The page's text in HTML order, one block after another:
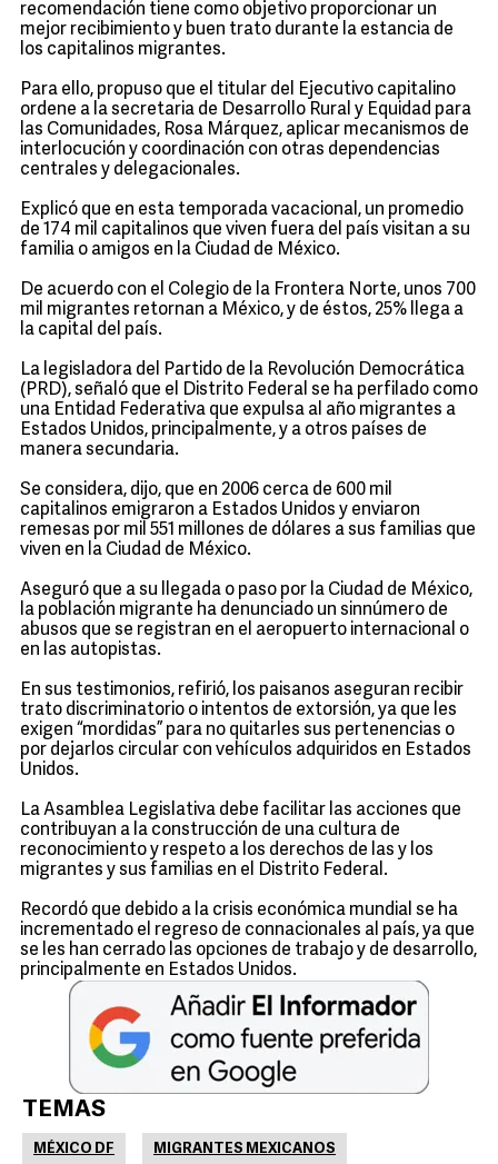
recomendación tiene como objetivo proporcionar un
mejor recibimiento y buen trato durante la estancia de
los capitalinos migrantes.
Para ello, propuso que el titular del Ejecutivo capitalino
ordene a la secretaria de Desarrollo Rural y Equidad para
las Comunidades, Rosa Márquez, aplicar mecanismos de
interlocución y coordinación con otras dependencias
centrales y delegacionales.
Explicó que en esta temporada vacacional, un promedio
de 174 mil capitalinos que viven fuera del país visitan a su
familia o amigos en la Ciudad de México.
De acuerdo con el Colegio de la Frontera Norte, unos 700
mil migrantes retornan a México, y de éstos, 25% llega a
la capital del país.
La legisladora del Partido de la Revolución Democrática
(PRD), señaló que el Distrito Federal se ha perfilado como
una Entidad Federativa que expulsa al año migrantes a
Estados Unidos, principalmente, y a otros países de
manera secundaria.
Se considera, dijo, que en 2006 cerca de 600 mil
capitalinos emigraron a Estados Unidos y enviaron
remesas por mil 551 millones de dólares a sus familias que
viven en la Ciudad de México.
Aseguró que a su llegada o paso por la Ciudad de México,
la población migrante ha denunciado un sinnúmero de
abusos que se registran en el aeropuerto internacional o
en las autopistas.
En sus testimonios, refirió, los paisanos aseguran recibir
trato discriminatorio o intentos de extorsión, ya que les
exigen “mordidas” para no quitarles sus pertenencias o
por dejarlos circular con vehículos adquiridos en Estados
Unidos.
La Asamblea Legislativa debe facilitar las acciones que
contribuyan a la construcción de una cultura de
reconocimiento y respeto a los derechos de las y los
migrantes y sus familias en el Distrito Federal.
Recordó que debido a la crisis económica mundial se ha
incrementado el regreso de connacionales al país, ya que
se les han cerrado las opciones de trabajo y de desarrollo,
principalmente en Estados Unidos.
TEMAS
MÉXICO DF MIGRANTES MEXICANOS